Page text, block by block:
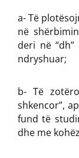
a- Të
në
deri në
ndryshuar;
b- Të
shkencor”,
fund të
dhe me